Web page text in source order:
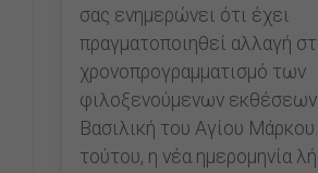
σας ενημερώνει ότι έχει
πραγματοποιηθεί αλλαγή
χρονοπρογραμματισμό των
φιλοξενούμενων
Βασιλική του Αγίου
τούτου, η νέα ημερομηνία